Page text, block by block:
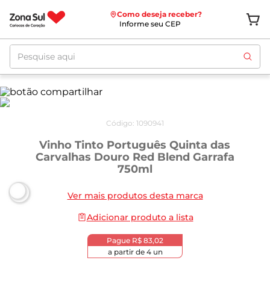
Como deseja receber?
Informe seu CEP
Pesquise aqui
Código: 1090941
Vinho Tinto Português Quinta das
Carvalhas Douro Red Blend Garrafa
750ml
Ver mais produtos desta marca
Adicionar produto a lista
Pague R$ 83,02
a partir de 4un